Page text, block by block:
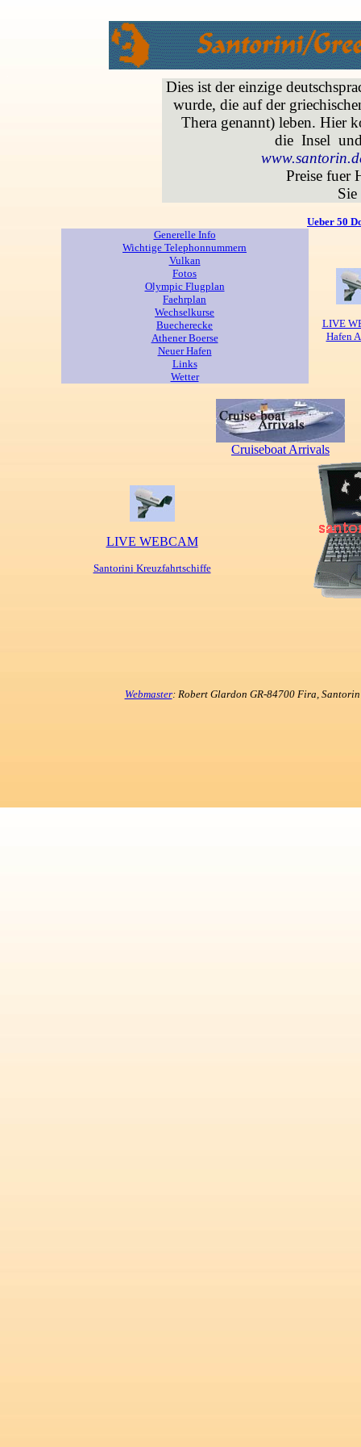
Dies ist der einzige
wurde, die auf der
Thera genannt) leben. Hier
die Insel
Preise fuer
Ueber 50
Generelle Info
Wichtige Telephonnummern
Vulkan
Fotos
Olympic Flugplan
Faehrplan
Wechselkurse
Buecherecke
Athener Boerse
Neuer Hafen
Links
Wetter
LIVE
Hafen
Cruiseboat Arrivals
LIVE WEBCAM
SantoriniKreuzfahrtschiffe
Webmaster: Robert Glardon GR-84700 Fira,